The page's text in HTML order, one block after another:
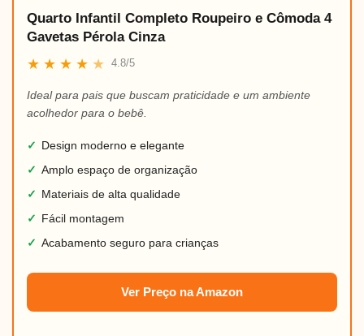
Quarto Infantil Completo Roupeiro e Cômoda 4
Gavetas Pérola Cinza
★ ★ ★ ★ ★ 4.8/5
Ideal para pais que buscam praticidade e um ambiente
acolhedor para o bebê.
✓
Design moderno e elegante
✓ Amplo espaço de organização
✓
Materiais de alta qualidade
✓
Fácil montagem
✓ Acabamento seguro para crianças
Ver Preço na Amazon